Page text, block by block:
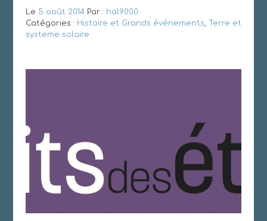
Le 5 août 2014Par : hal9000
Catégories : Histoire et Grands événements,
Terre et
systeme solaire